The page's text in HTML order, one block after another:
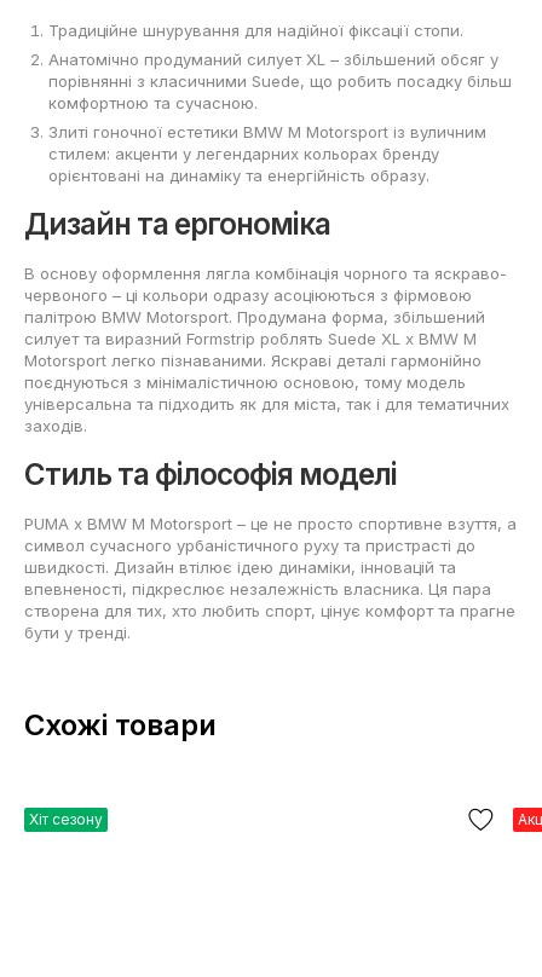
Традиційне шнурування для надійної фіксації стопи.
Анатомічно продуманий силует XL – збільшений обсяг у
порівнянні з класичними Suede, що робить посадку більш
комфортною та сучасною.
Злиті гоночної естетики BMW M Motorsport із вуличним
стилем: акценти у легендарних кольорах бренду
орієнтовані на динаміку та енергійність образу.
Дизайн та ергономіка
В основу оформлення лягла комбінація чорного та яскраво-
червоного – ці кольори одразу асоціюються з фірмовою
палітрою BMW Motorsport. Продумана форма, збільшений
силует та виразний Formstrip роблять Suede XL x BMW M
Motorsport легко пізнаваними. Яскраві деталі гармонійно
поєднуються з мінімалістичною основою, тому модель
універсальна та підходить як для міста, так і для тематичних
заходів.
Стиль та філософія моделі
PUMA x BMW M Motorsport – це не просто спортивне взуття, а
символ сучасного урбаністичного руху та пристрасті до
швидкості. Дизайн втілює ідею динаміки, інновацій та
впевненості, підкреслює незалежність власника. Ця пара
створена для тих, хто любить спорт, цінує комфорт та прагне
бути у тренді.
Схожі товари
Хіт сезону